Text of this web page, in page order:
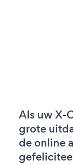
Als uw X-
grote
de online